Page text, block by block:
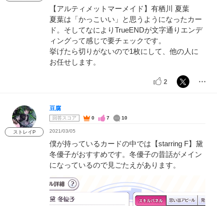
【アルティメットマーメイド】有栖川 夏葉
夏葉は「かっこいい」と思うようになったカー
ド。そしてなによりTrueENDが文字通りエンデ
ィングって感じで要チェックです。
挙げたら切りがないので1枚にして、他の人に
お任せします。
2
ストレイP
豆腐
回答スコア 0 7 10
2021/03/05
僕が持っているカードの中では【starring F】黛
冬優子がおすすめです。冬優子の昔話がメイン
になっているので見ごたえがあります。